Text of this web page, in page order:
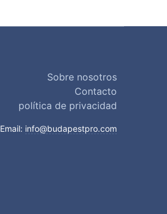
Sobre nosotros
Contacto
política de privacidad
Email: info@budapestpro.com